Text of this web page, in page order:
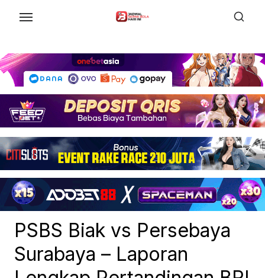
content
PSBS Biak vs Persebaya
Surabaya – Laporan